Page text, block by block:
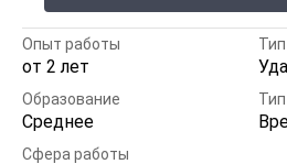
Опыт работы
от 2 лет
Образование
Среднее
Сфера работы